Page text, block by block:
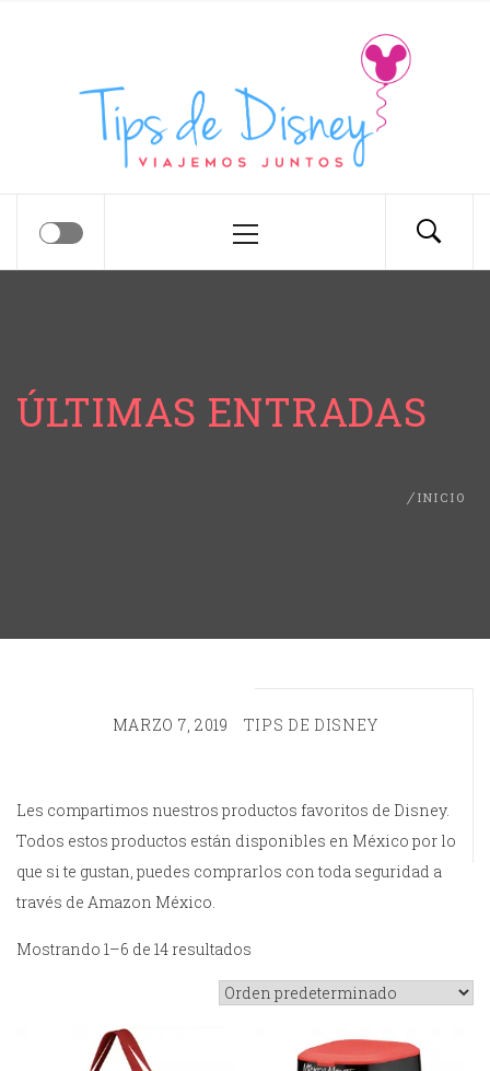
ÚLTIMAS ENTRADAS
INICIO
MARZO 7, 2019 TIPS DE DISNEY
Les compartimos nuestros productos favoritos de Disney.
Todos estos productos están disponibles en México por lo
que si te gustan, puedes comprarlos con toda seguridad a
través de Amazon México.
Mostrando 1–6 de 14 resultados